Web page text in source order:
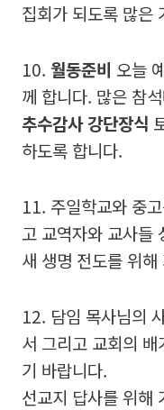
집회가 되도록 많은
10. 월동준비 오늘
께 합니다. 많은 참
추수감사 강단장식
하도록 합니다.
11. 주일학교와 중
고 교역자와 교사들
새 생명 전도를 위
12. 담임 목사님의
서 그리고 교회의
기 바랍니다.
선교지 답사를 위해